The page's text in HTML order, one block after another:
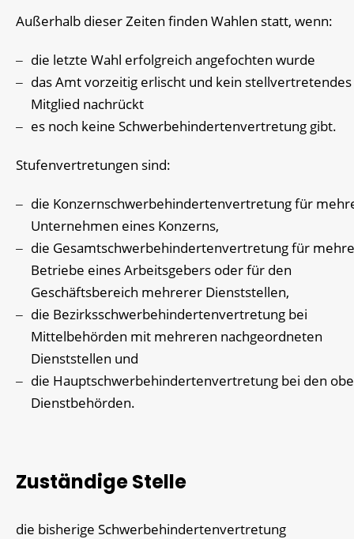
Außerhalb dieser Zeiten finden Wahlen statt, wenn:
die letzte Wahl erfolgreich angefochten wurde
das Amt vorzeitig erlischt und kein stellvertretendes
Mitglied nachrückt
es noch keine Schwerbehindertenvertretung gibt.
Stufenvertretungen sind:
die Konzernschwerbehindertenvertretung für
Unternehmen eines Konzerns,
die Gesamtschwerbehindertenvertretung für
Betriebe eines Arbeitsgebers oder für den
Geschäftsbereich mehrerer Dienststellen,
die Bezirksschwerbehindertenvertretung bei
Mittelbehörden mit mehreren nachgeordneten
Dienststellen und
die Hauptschwerbehindertenvertretung bei den
Dienstbehörden.
Zuständige Stelle
die bisherige Schwerbehindertenvertretung